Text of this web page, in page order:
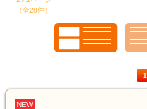
（全28件）
1
NEW